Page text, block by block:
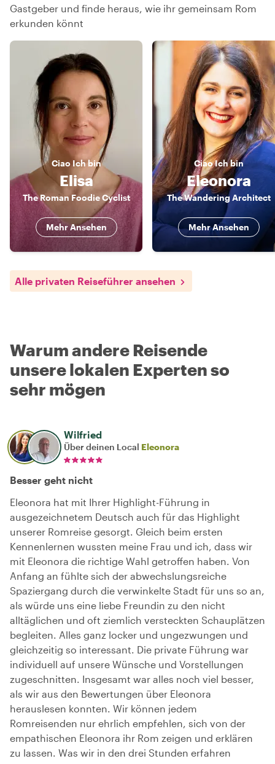
Gastgeber und finde heraus, wie ihr gemeinsam Rom
erkunden könnt
Ciao Ich bin
Elisa
The Roman Foodie Cyclist
Mehr Ansehen
CiaoIch bin
Eleonora
The Wandering Architect
Mehr Ansehen
Alle privaten Reiseführer ansehen
Warum andere Reisende
unsere lokalen Experten so
sehr mögen
Wilfried
Über deinen Local Eleonora
Besser geht nicht
Eleonora hat mit Ihrer Highlight-Führung in
ausgezeichnetem Deutsch auch für das Highlight
unserer Romreise gesorgt. Gleich beim ersten
Kennenlernen wussten meine Frau und ich, dass wir
mit Eleonora die richtige Wahl getroffen haben. Von
Anfang an fühlte sich der abwechslungsreiche
Spaziergang durch die verwinkelte Stadt für uns so an,
als würde uns eine liebe Freundin zu den nicht
alltäglichen und oft ziemlich versteckten Schauplätzen
begleiten. Alles ganz locker und ungezwungen und
gleichzeitig so interessant. Die private Führung war
individuell auf unsere Wünsche und Vorstellungen
zugeschnitten. Insgesamt war alles noch viel besser,
als wir aus den Bewertungen über Eleonora
herauslesen konnten. Wir können jedem
Romreisenden nur ehrlich empfehlen, sich von der
empathischen Eleonora ihr Rom zeigen und erklären
zu lassen. Was wir in den drei Stunden erfahren